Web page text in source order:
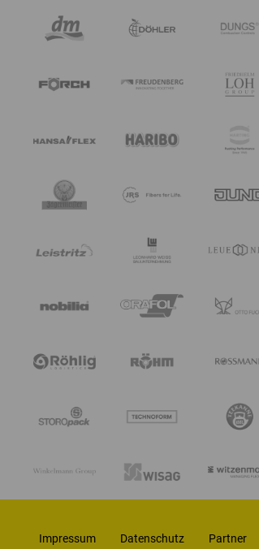
Impressum Datenschutz Partner